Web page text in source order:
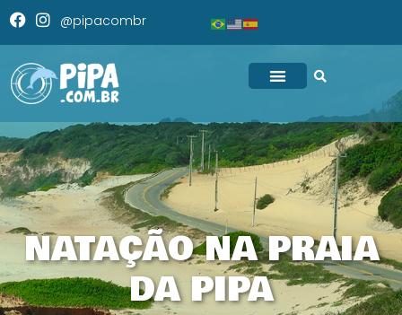
@pipacombr
NATAÇÃO NA PRAIA
DA PIPA